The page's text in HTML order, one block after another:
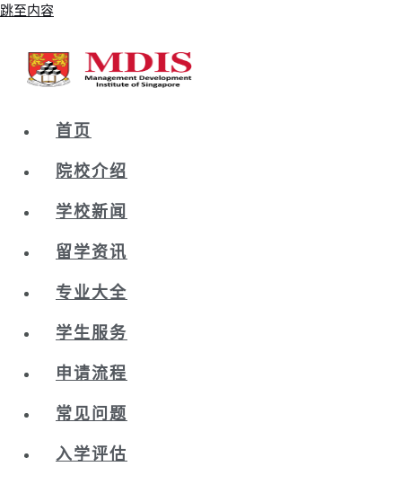
跳至内容
首页
院校介绍
学校新闻
留学资讯
专业大全
学生服务
申请流程
常见问题
入学评估